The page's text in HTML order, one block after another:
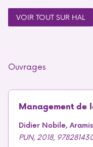
VOIR TOUT SUR HAL
Ouvrages
Management de
Didier Nobile,
PUN, 2018,